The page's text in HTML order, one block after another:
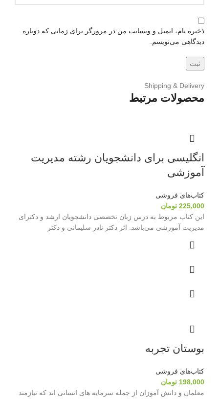
ذخیره نام، ایمیل و وبسایت من در مرورگر برای زمانی که دوباره
دیدگاهی می‌نویسم.
Shipping & Delivery
محصولات مرتبط
انگلیسی برای دانشجویان رشته مدیریت
آموزشی
کتاب‌های فروشی
225,000 تومان
این کتاب مربوط به درس زبان تخصصی دانشجویان ارشد و دکترای
مدیریت آموزشی می‌باشد. اثر دکتر نادر سلیمانی و دکتر
بوستان تجربه
کتاب‌های فروشی
198,000 تومان
معلمان و دانش آموزان از جمله سرمایه های انسانی اند که نیازمند